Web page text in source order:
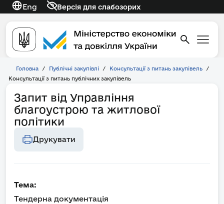
Eng Версія для слабозорих
Головна / Публічні закупівлі / Консультації з питань закупівель
/
Консультації з питань публічних закупівель
Запит від Управління
благоустрою та житлової
політики
Друкувати
Тема:
Тендерна документація